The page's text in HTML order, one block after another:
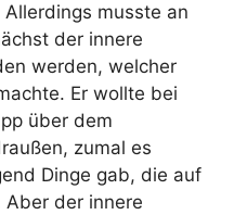
musste an
der innere
werden, welcher
Er wollte bei
über dem
zumal es
Dinge gab, die auf
der innere